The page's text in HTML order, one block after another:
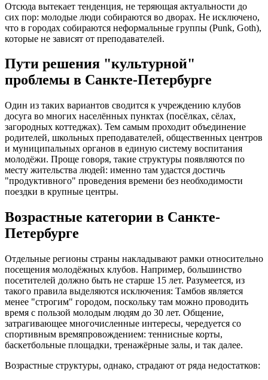
Отсюда вытекает тенденция, не теряющая актуальности до
сих пор: молодые люди собираются во дворах. Не исключено,
что в городах собираются неформальные группы (Punk, Goth),
которые не зависят от преподавателей.
Пути решения "культурной"
проблемы в Санкте-Петербурге
Один из таких вариантов сводится к учреждению клубов
досуга во многих населённых пунктах (посёлках, сёлах,
загородных коттеджах). Тем самым проходит объединение
родителей, школьных преподавателей, общественных центров
и муниципальных органов в единую систему воспитания
молодёжи. Проще говоря, такие структуры появляются по
месту жительства людей: именно там удастся достичь
"продуктивного" проведения времени без необходимости
поездки в крупные центры.
Возрастные категории в Санкте-
Петербурге
Отдельные регионы страны накладывают рамки относительно
посещения молодёжных клубов. Например, большинство
посетителей должно быть не старше 15 лет. Разумеется, из
такого правила выделяются исключения: Тамбов является
менее "строгим" городом, поскольку там можно проводить
время с пользой молодым людям до 30 лет. Общение,
затрагивающее многочисленные интересы, чередуется со
спортивным времяпровождением: теннисные корты,
баскетбольные площадки, тренажёрные залы, и так далее.
Возрастные структуры, однако, страдают от ряда недостатков: